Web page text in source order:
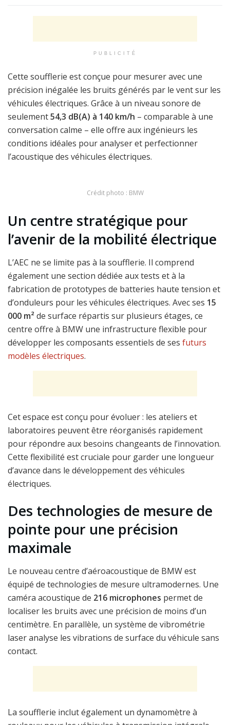
PUBLICITÉ
Cette soufflerie est conçue pour mesurer avec une
précision inégalée les bruits générés par le vent sur les
véhicules électriques. Grâce à un niveau sonore de
seulement54,3 dB(A) à 140 km/h – comparable à une
conversation calme – elle offre aux ingénieurs les
conditions idéales pour analyser et perfectionner
l’acoustique des véhicules électriques.
Crédit photo : BMW
Un centre stratégique pour
l’avenir de la mobilité électrique
L’AEC ne se limite pas à la soufflerie. Il comprend
également une section dédiée aux tests et à la
fabrication de prototypes de batteries haute tension et
d’onduleurs pour les véhicules électriques. Avec ses 15
000 m²de surface répartis sur plusieurs étages, ce
centre offre à BMW une infrastructure flexible pour
développer les composants essentiels de ses futurs
modèles électriques.
Cet espace est conçu pour évoluer : les ateliers et
laboratoires peuvent être réorganisés rapidement
pour répondre aux besoins changeants de l’innovation.
Cette flexibilité est cruciale pour garder une longueur
d’avance dans le développement des véhicules
électriques.
Des technologies de mesure de
pointe pour une précision
maximale
Le nouveau centre d’aéroacoustique de BMW est
équipé de technologies de mesure ultramodernes. Une
caméra acoustique de 216 microphones permet de
localiser les bruits avec une précision de moins d’un
centimètre. En parallèle, un système de vibrométrie
laser analyse les vibrations de surface du véhicule sans
contact.
La soufflerie inclut également un dynamomètre à